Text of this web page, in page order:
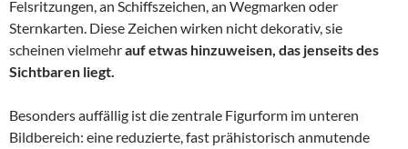
Felsritzungen, an Schiffszeichen, an Wegmarken oder
Sternkarten. Diese Zeichen wirken nicht dekorativ, sie
scheinen vielmehrauf etwas hinzuweisen, das jenseits des
Sichtbaren liegt.
Besonders auffällig ist die zentrale Figurform im unteren
Bildbereich: eine reduzierte, fast prähistorisch anmutende